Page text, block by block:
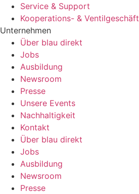
Service & Support
Kooperations- & Ventilgeschäft
Unternehmen
Über blau direkt
Jobs
Ausbildung
Newsroom
Presse
Unsere Events
Nachhaltigkeit
Kontakt
Über blau direkt
Jobs
Ausbildung
Newsroom
Presse